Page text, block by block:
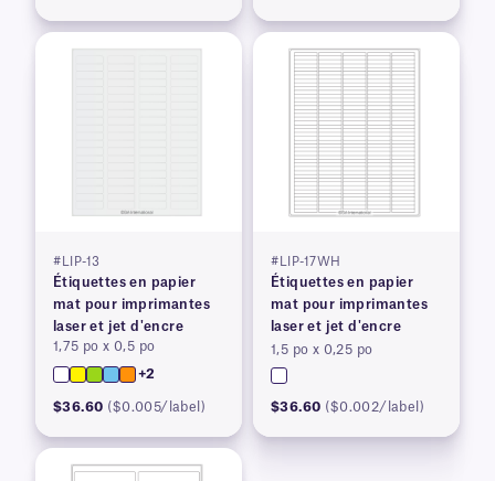
#LIP-13
Étiquettes en papier
mat pour imprimantes
laser et jet d'encre
1,75 po x 0,5 po
+2
$36.60 ($0.005/label)
#LIP-17WH
Étiquettes en papier
mat pour imprimantes
laser et jet d'encre
1,5 po x 0,25 po
$36.60 ($0.002/label)